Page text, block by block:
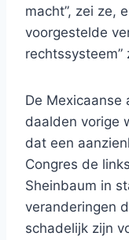
macht”, zei ze,
voorgestelde
rechtssysteem”
De Mexicaanse
daalden vorige
dat een
Congres de
Sheinbaum in
veranderingen
schadelijk zijn